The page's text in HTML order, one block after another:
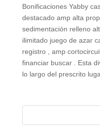
Bonificaciones Yabby
destacado amp alta
sedimentación relleno
ilimitado juego de azar
registro , amp
financiar buscar . Esta
lo largo del prescrito